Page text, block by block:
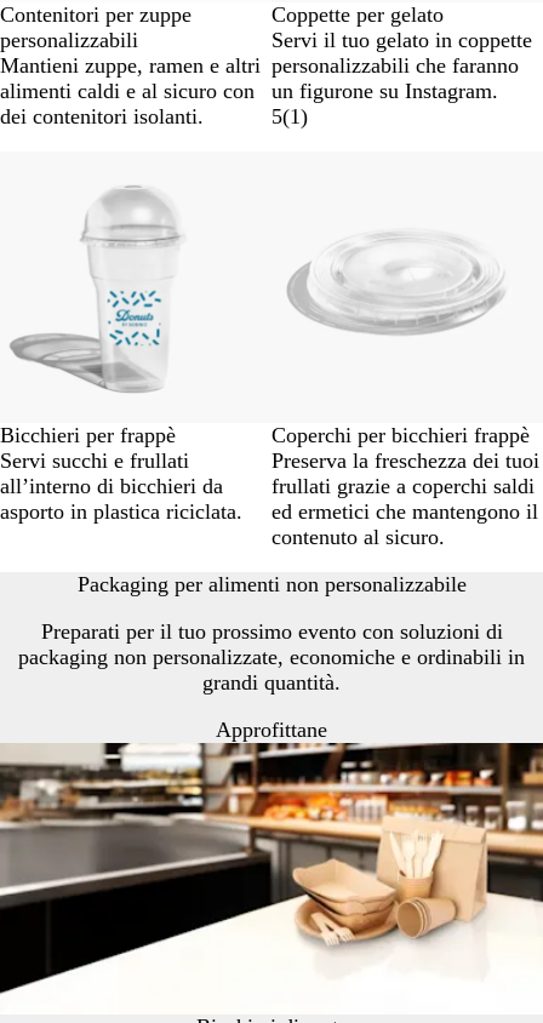
Contenitori per zuppe
personalizzabili
Mantieni zuppe, ramen e altri
alimenti caldi e al sicuro con
dei contenitori isolanti.
Coppette per gelato
Servi il tuo gelato in coppette
personalizzabili che faranno
un figurone su Instagram.
5(1)
Bicchieri per frappè
Servi succhi e frullati
all’interno di bicchieri da
asporto in plastica riciclata.
Coperchi per bicchieri frappè
Preserva la freschezza dei tuoi
frullati grazie a coperchi saldi
ed ermetici che mantengono il
contenuto al sicuro.
Packaging per alimenti non personalizzabile
Preparati per il tuo prossimo evento con soluzioni di
packaging non personalizzate, economiche e ordinabili in
grandi quantità.
Approfittane